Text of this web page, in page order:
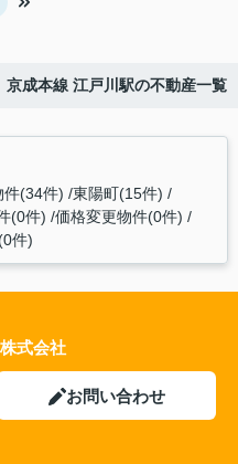
京成本線 江戸川駅の不動産一覧
件(34件) 東陽町(15件)
(0件) 価格変更物件(0件)
件)
式会社
お問い合わせ